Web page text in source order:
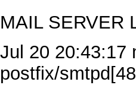
MAIL SERVER
Jul 20 20:43:17
postfix/